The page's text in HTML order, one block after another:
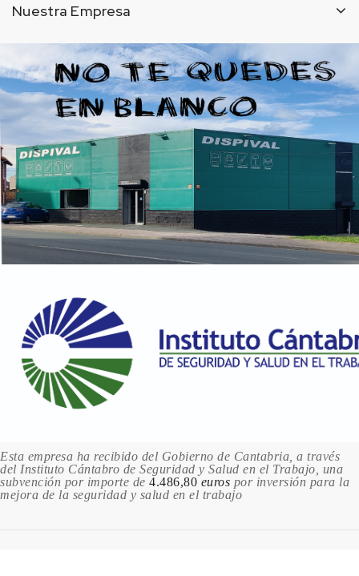
Nuestra Empresa
Esta empresa ha recibido del Gobierno de Cantabria, a través
del Instituto Cántabro de Seguridad y Salud en el Trabajo, una
subvención por importe de 4.486,80 euros por inversión para la
mejora de la seguridad y salud en el trabajo